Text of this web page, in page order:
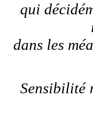
qui
dans les
Sensibilité